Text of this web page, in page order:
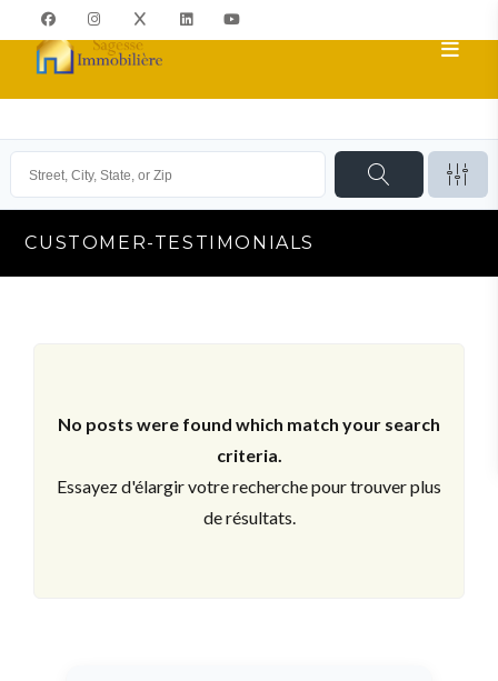
CUSTOMER-TESTIMONIALS
No posts were found which match your search
criteria.
Essayez d'élargir votre recherche pour trouver plus
de résultats.